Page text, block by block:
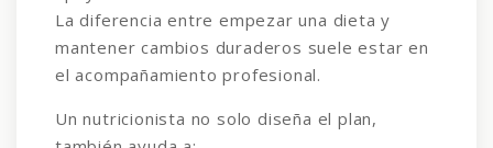
La diferencia entre empezar una dieta y
mantener cambios duraderos suele estar en
el acompañamiento profesional.
Un nutricionista no solo diseña el plan,